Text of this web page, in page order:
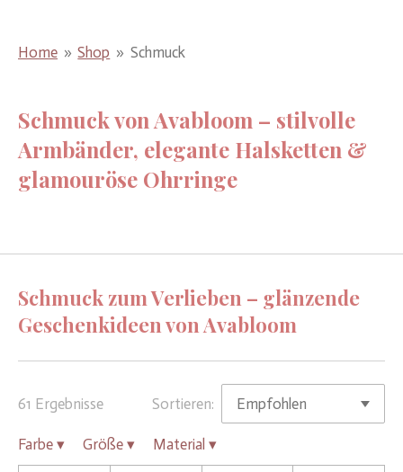
Home » Shop » Schmuck
Schmuck von Avabloom – stilvolle
Armbänder, elegante Halsketten &
glamouröse Ohrringe
Schmuck zum Verlieben – glänzende
Geschenkideen von Avabloom
61 Ergebnisse Sortieren:
Farbe ▾ Größe ▾ Material ▾